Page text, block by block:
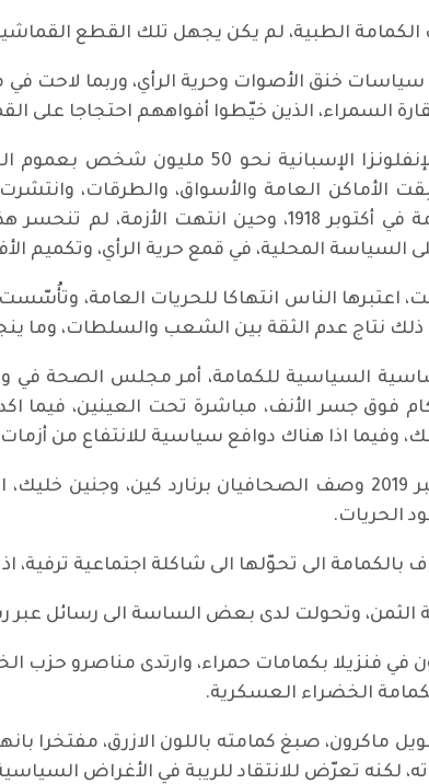
الطبية، لم يكن يجهل تلك القطع
سياسات خنق الأصوات وحرية الرأي، وربما لاحت في
السمراء، الذين خيّطوا أفواههم احتجاجا على
حصد وباء الإنفلونزا
الأماكن العامة والأسواق، والطرقات،
ارتداء الكمامة في أكتوبر 1918، وحين
السياسة المحلية، في قمع حرية الرأي، وتكميم
اعتبرها الناس انتهاكا للحريات العامة،
ذلك نتاج عدم الثقة بين الشعب والسلطات، وما
السياسية للكمامة، أمر مجلس الصحة في
فوق جسر الأنف، مباشرة تحت العينين،
وفيما اذا هناك دوافع سياسية للانتفاع من أزمات
في 17 سبتمبر 2019 وصف الصحافيان برنارد كين،
الحريات.
بالكمامة الى تحوّلها الى شاكلة اجتماعية ترفية،
الثمن، وتحولت لدى بعض الساسة الى رسائل عبر
في فنزيلا بكمامات حمراء، وارتدى مناصرو حزب
الخضراء العسكرية.
ماكرون، صبغ كمامته باللون الازرق، مفتخرا
لكنه تعرّض للانتقاد للريبة في الأغراض